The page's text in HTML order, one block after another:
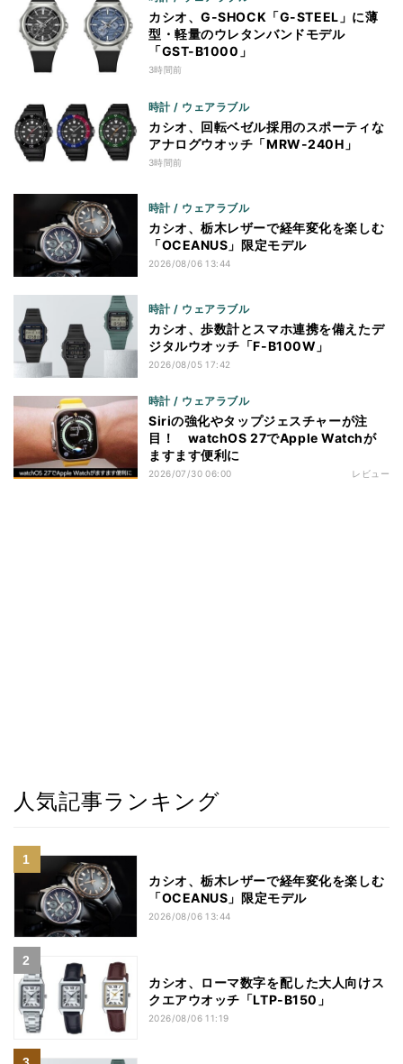
カシオ、G-SHOCK「G-STEEL」に薄
型・軽量のウレタンバンドモデル
「GST-B1000」
3時間前
時計 / ウェアラブル
カシオ、回転ベゼル採用のスポーティな
アナログウオッチ「MRW-240H」
3時間前
時計 / ウェアラブル
カシオ、栃木レザーで経年変化を楽しむ
「OCEANUS」限定モデル
2026/08/06 13:44
時計 / ウェアラブル
カシオ、歩数計とスマホ連携を備えたデ
ジタルウオッチ「F-B100W」
2026/08/05 17:42
時計 / ウェアラブル
Siriの強化やタップジェスチャーが注
目！ watchOS 27でApple Watchが
ますます便利に
2026/07/30 06:00 レビュー
人気記事ランキング
カシオ、栃木レザーで経年変化を楽しむ
「OCEANUS」限定モデル
2026/08/06 13:44
カシオ、ローマ数字を配した大人向けス
クエアウオッチ「LTP-B150」
2026/08/06 11:19